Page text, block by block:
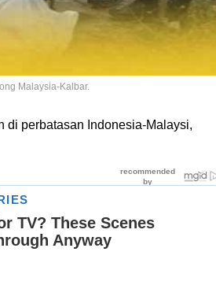
Malaysia-Kalbar.
di perbatasan Indonesia-Malaysi,